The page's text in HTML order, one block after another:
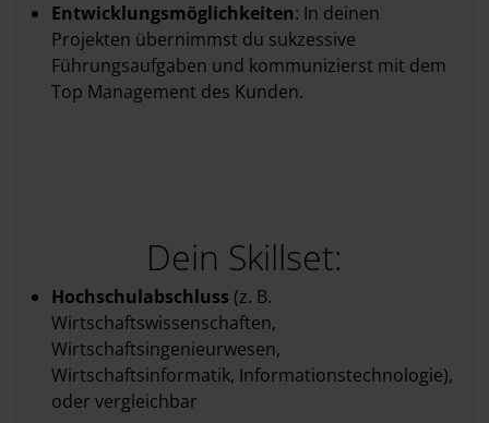
Entwicklungsmöglichkeiten: In deinen
Projekten übernimmst du sukzessive
Führungsaufgaben und kommunizierst mit dem
Top Management des Kunden.
Dein Skillset:
Hochschulabschluss (z. B.
Wirtschaftswissenschaften,
Wirtschaftsingenieurwesen,
Wirtschaftsinformatik, Informationstechnologie),
oder vergleichbar